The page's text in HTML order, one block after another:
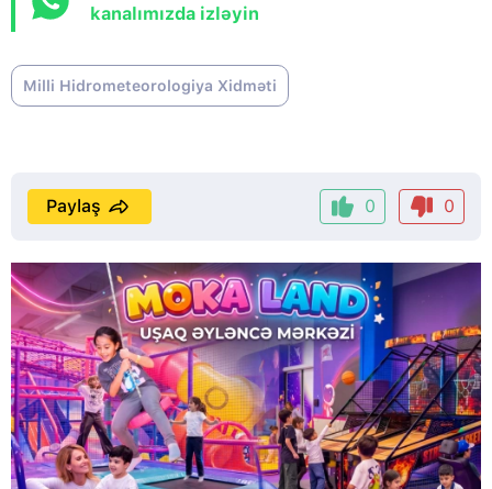
kanalımızda izləyin
Milli Hidrometeorologiya Xidməti
0 0
Paylaş